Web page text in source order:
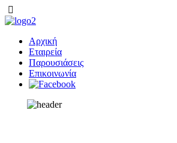
Αρχική
Εταιρεία
Παρουσιάσεις
Επικοινωνία